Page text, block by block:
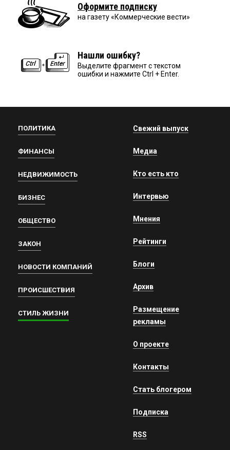
Оформите подписку
на газету «Коммерческие вести»
Нашли ошибку?
Выделите фрагмент с текстом
ошибки и нажмите Ctrl + Enter.
ПОЛИТИКА
ФИНАНСЫ
НЕДВИЖИМОСТЬ
БИЗНЕС
ОБЩЕСТВО
ЗАКОН
НОВОСТИ КОМПАНИЙ
ПРОИСШЕСТВИЯ
СТИЛЬ ЖИЗНИ
Свежий выпуск
Медиа
Кто есть кто
Интервью
Мнения
Рейтинги
Блоги
Архив
Размещение
рекламы
О проекте
Контакты
Стать блогером
Подписка
RSS